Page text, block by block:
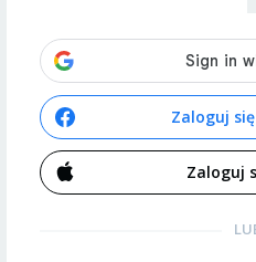
Zaloguj
Zaloguj